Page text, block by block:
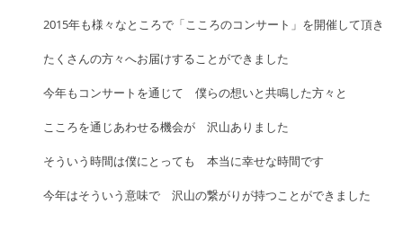
2015年も様々なところで「こころのコンサート」を開催して頂き
たくさんの方々へお届けすることができました
今年もコンサートを通じて　僕らの想いと共鳴した方々と
こころを通じあわせる機会が　沢山ありました
そういう時間は僕にとっても　本当に幸せな時間です
今年はそういう意味で　沢山の繋がりが持つことができました